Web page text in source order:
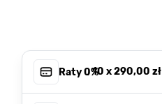
Raty 0%, 10 x290,00 zł